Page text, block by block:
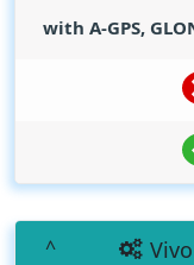
with A-GPS,